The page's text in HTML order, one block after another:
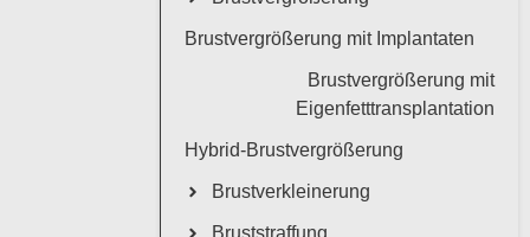
Brustvergrößerung mit Implantaten
Brustvergrößerung mit
Eigenfetttransplantation
Hybrid-Brustvergrößerung
Brustverkleinerung
Bruststraffung